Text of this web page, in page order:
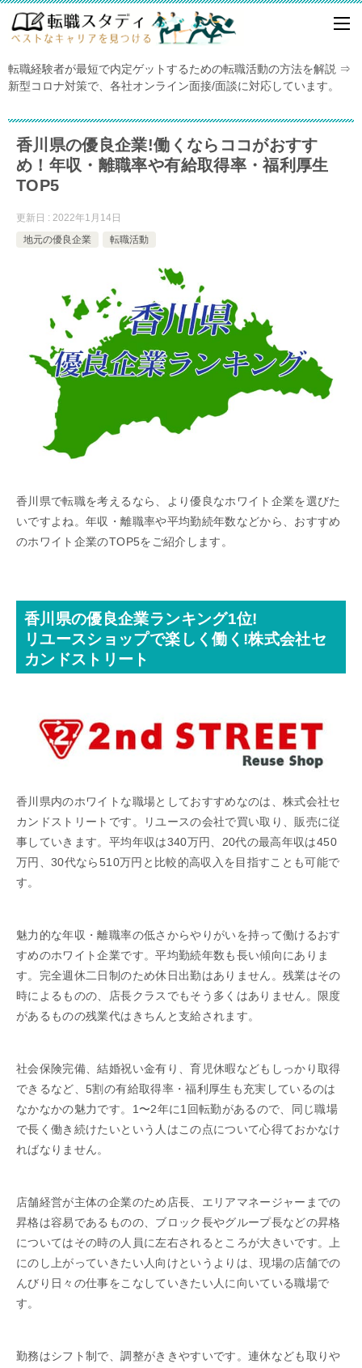
転職経験者が最短で内定ゲットするための転職活動の方法を解説 ⇒
新型コロナ対策で、各社オンライン面接/面談に対応しています。
香川県の優良企業!働くならココがおすす
め！年収・離職率や有給取得率・福利厚生
TOP5
更新日 : 2022年1月14日
地元の優良企業
転職活動
香川県で転職を考えるなら、より優良なホワイト企業を選びた
いですよね。年収・離職率や平均勤続年数などから、おすすめ
のホワイト企業のTOP5をご紹介します。
香川県の優良企業ランキング1位!
リユースショップで楽しく働く!株式会社セ
カンドストリート
香川県内のホワイトな職場としておすすめなのは、株式会社セ
カンドストリートです。リユースの会社で買い取り、販売に従
事していきます。平均年収は340万円、20代の最高年収は450
万円、30代なら510万円と比較的高収入を目指すことも可能で
す。
魅力的な年収・離職率の低さからやりがいを持って働けるおす
すめのホワイト企業です。平均勤続年数も長い傾向にありま
す。完全週休二日制のため休日出勤はありません。残業はその
時によるものの、店長クラスでもそう多くはありません。限度
があるものの残業代はきちんと支給されます。
社会保険完備、結婚祝い金有り、育児休暇などもしっかり取得
できるなど、5割の有給取得率・福利厚生も充実しているのは
なかなかの魅力です。1〜2年に1回転勤があるので、同じ職場
で長く働き続けたいという人はこの点について心得ておかなけ
ればなりません。
店舗経営が主体の企業のため店長、エリアマネージャーまでの
昇格は容易であるものの、ブロック長やグループ長などの昇格
についてはその時の人員に左右されるところが大きいです。上
にのし上がっていきたい人向けというよりは、現場の店舗での
んびり日々の仕事をこなしていきたい人に向いている職場で
す。
勤務はシフト制で、調整がききやすいです。連休なども取りや